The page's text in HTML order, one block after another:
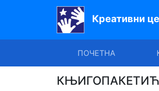
Креативни
ПОЧЕТНА
Почетна
Уџбеници